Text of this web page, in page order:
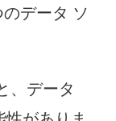
データ ソ
、データ